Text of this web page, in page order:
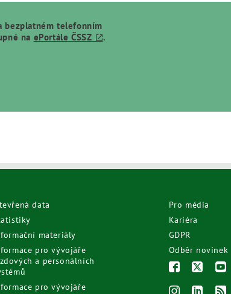
bezplatném telefonním
na ePortále ČSSZ .
data
materiály
pro vývojáře
a personálních
pro vývojáře
Pro média
Kariéra
GDPR
Odběr novinek